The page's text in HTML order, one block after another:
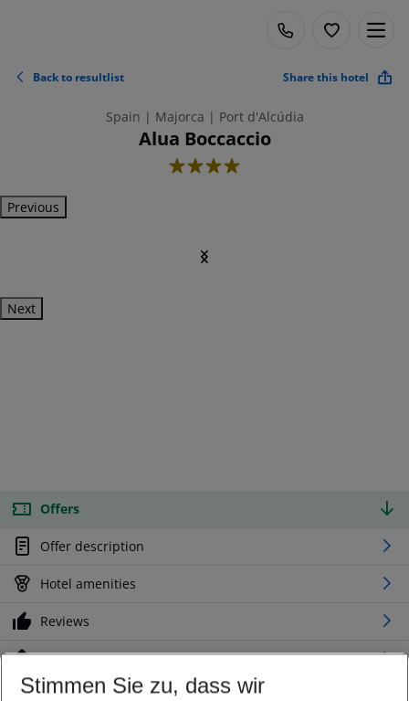
Back to resultlist Share this hotel
Spain | Majorca | Port d'Alcúdia
Alua Boccaccio
4
Previous
Next
Offers
Offer description
Hotel amenities
Reviews
Location
Stimmen Sie zu, dass wir